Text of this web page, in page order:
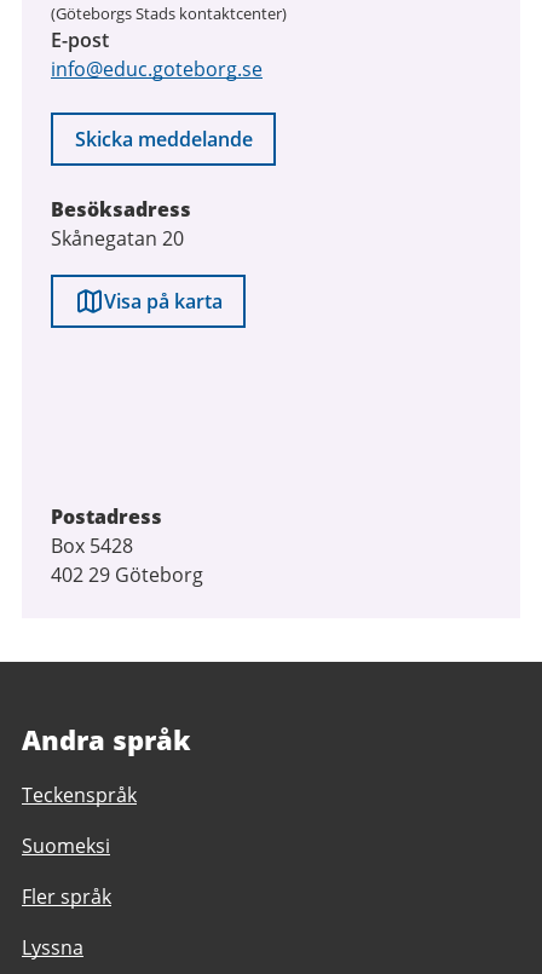
(Göteborgs Stads kontaktcenter)
E-post
info@educ.goteborg.se
Skicka meddelande
Besöksadress
Skånegatan 20
Visa på karta
Postadress
Box 5428
402 29 Göteborg
Andra språk
Teckenspråk
Suomeksi
Fler språk
Lyssna